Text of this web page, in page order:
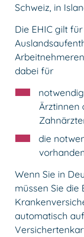
Schweiz, in
Die EHIC gilt
dabei für
Ärztinnen
die
Wenn Sie in
müssen Sie die
automatisch